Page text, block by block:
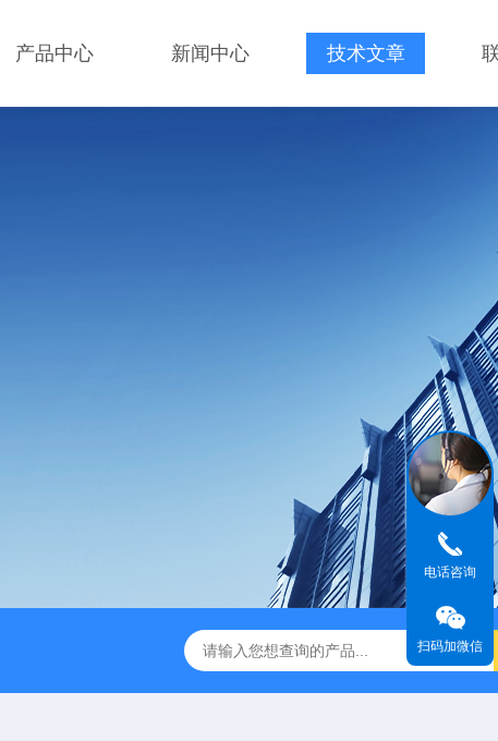
产品中心 新闻中心 技术文章
图像分析仪 DJ-MIAS金相仪 DJ-MIAS金相图像分析软件
电话咨询
扫码加微信